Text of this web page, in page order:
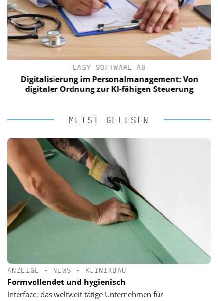
EASY SOFTWARE AG
Digitalisierung im Personalmanagement: Von
digitaler Ordnung zur KI-fähigen Steuerung
MEIST GELESEN
ANZEIGE • NEWS • KLINIKBAU
Formvollendet und hygienisch
Interface, das weltweit tätige Unternehmen für